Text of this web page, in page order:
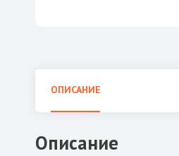
ОПИСАНИЕ
Описание